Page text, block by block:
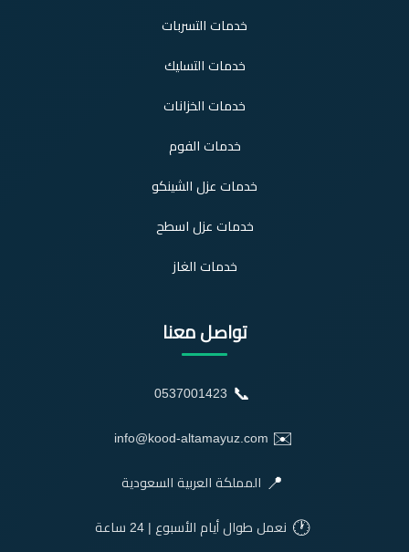
خدمات التسربات
خدمات التسليك
خدمات الخزانات
خدمات الفوم
خدمات عزل الشينكو
خدمات عزل اسطح
خدمات الغاز
تواصل معنا
📞
0537001423
✉️
info@kood-altamayuz.com
📍 المملكة العربية السعودية
🕐 نعمل طوال أيام الأسبوع | 24 ساعة